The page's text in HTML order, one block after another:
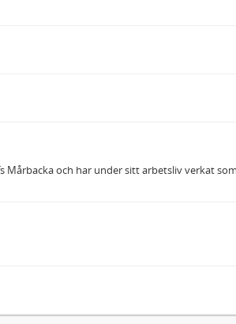
Mårbacka och har under sitt arbetsliv verkat